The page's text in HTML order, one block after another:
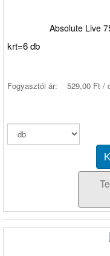
Absolute Live
krt=6 db
Fogyasztói ár: 529,00 Ft /